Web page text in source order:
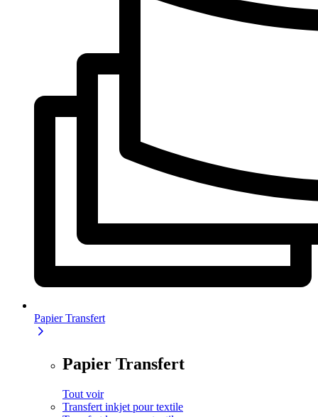
Papier Transfert
Papier Transfert
Tout voir
Transfert inkjet pour textile